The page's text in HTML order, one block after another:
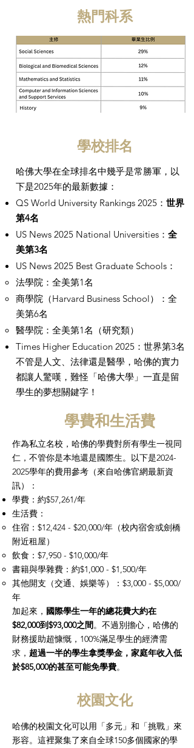
熱門科系
學校排名
哈佛大學在全球排名中幾乎是常勝軍，以
下是2025年的最新數據：
QS World University Rankings 2025： 世界
第4名
US News 2025 National Universities： 全
美第3名
US News 2025 Best Graduate Schools：
法學院：全美第1名
商學院（Harvard Business School）：全
美第6名
醫學院：全美第1名（研究類）
Times Higher Education 2025：世界第3名
不管是人文、法律還是醫學，哈佛的實力
都讓人驚嘆，難怪「哈佛大學」一直是留
學生的夢想關鍵字！
學費和生活費
作為私立名校，哈佛的學費對所有學生一視同
仁，不管你是本地還是國際生。以下是2024-
2025學年的費用參考（來自哈佛官網最新資
訊）：
學費：約$57,261/年
生活費：
住宿：$12,424 - $20,000/年（校內宿舍或劍橋
附近租屋）
飲食：$7,950 - $10,000/年
書籍與學雜費：約$1,000 - $1,500/年
其他開支（交通、娛樂等）：$3,000 - $5,000/
年
加起來， 國際學生一年的總花費大約在
$82,000到$93,000之間。不過別擔心，哈佛的
財務援助超慷慨，100%滿足學生的經濟需
求， 超過一半的學生拿獎學金，家庭年收入低
於$85,000的甚至可能免學費。
校園文化
哈佛的校園文化可以用「多元」和「挑戰」來
形容。這裡聚集了來自全球150多個國家的學